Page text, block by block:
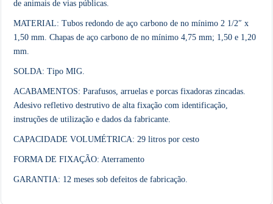
de animais de vias públicas.
MATERIAL: Tubos redondo de aço carbono de no mínimo 2 1/2″ x
1,50 mm. Chapas de aço carbono de no mínimo 4,75 mm; 1,50 e 1,20
mm.
SOLDA: Tipo MIG.
ACABAMENTOS: Parafusos, arruelas e porcas fixadoras zincadas.
Adesivo refletivo destrutivo de alta fixação com identificação,
instruções de utilização e dados da fabricante.
CAPACIDADE VOLUMÉTRICA: 29 litros por cesto
FORMA DE FIXAÇÃO: Aterramento
GARANTIA: 12 meses sob defeitos de fabricação.